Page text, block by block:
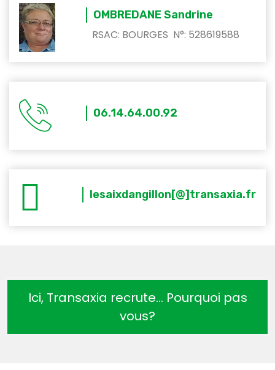
OMBREDANE Sandrine
RSAC: BOURGES N°: 528619588
06.14.64.00.92
lesaixdangillon[@]transaxia.fr
Ici, Transaxia recrute… Pourquoi pas
vous?